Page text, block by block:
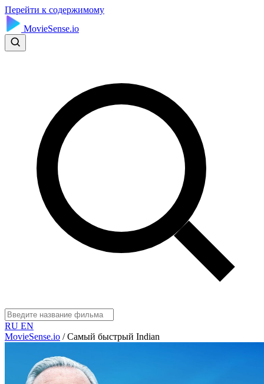
Перейти к содержимому
MovieSense.io
RU EN
MovieSense.io / Самый быстрый Indian